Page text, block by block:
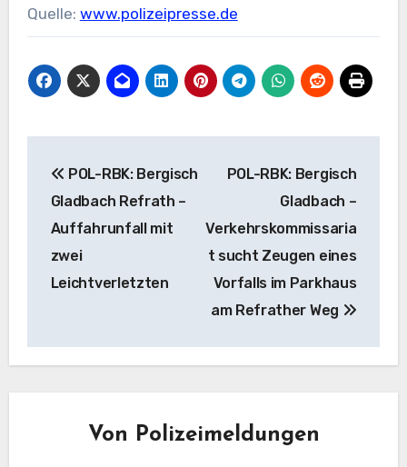
Quelle: www.polizeipresse.de
POL-RBK: Bergisch
Gladbach Refrath –
Auffahrunfall mit
zwei
Leichtverletzten
POL-RBK: Bergisch
Gladbach –
Verkehrskommissaria
t sucht Zeugen eines
Vorfalls im Parkhaus
am Refrather Weg
Von Polizeimeldungen